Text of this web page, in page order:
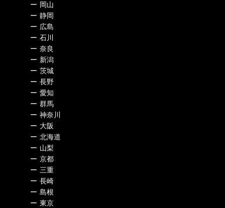
ー 岡山
ー 静岡
ー 広島
ー 石川
ー 奈良
ー 新潟
ー 茨城
ー 長野
ー 愛知
ー 群馬
ー 神奈川
ー 大阪
ー 北海道
ー 山梨
ー 京都
ー 三重
ー 長崎
ー 島根
ー 東京